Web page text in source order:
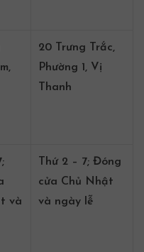
20 Trưng Trắc,
Phường 1, Vị
Thanh
và
Thứ 2 – 7; Đóng
cửa Chủ Nhật
và ngày lễ